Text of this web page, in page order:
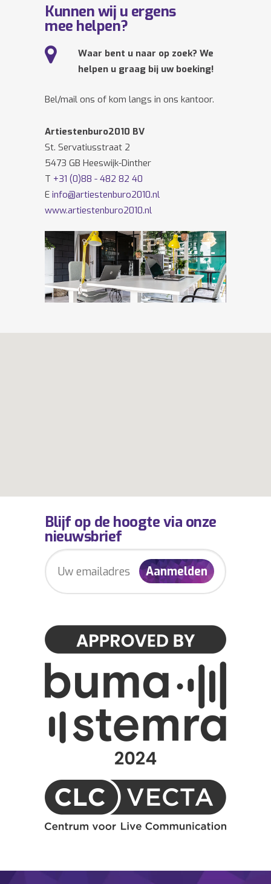
Kunnen wij u ergens
mee helpen?
Waar bent u naar op zoek? We
helpen u graag bij uw boeking!
Bel/mail ons of kom langs in ons kantoor.
Artiestenburo2010 BV
St. Servatiusstraat 2
5473 GB Heeswijk-Dinther
T +31 (0)88 - 482 82 40
E info@artiestenburo2010.nl
www.artiestenburo2010.nl
Volg ons ook opFacebookenTwitter
Blijf op de hoogte via onze
nieuwsbrief